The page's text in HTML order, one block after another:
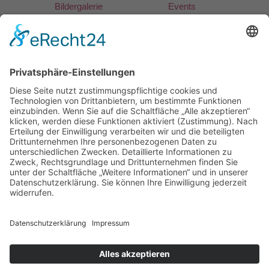
Bildergalerie Events
Südtirol Guest Pass
Wetter Anfahrt & Karte
Residence Nelkenstein***
Martina Kofler
39017 Schenna bei Meran
Südtirol / Italien